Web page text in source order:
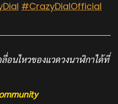
#CrazyDialOfficial
อนไหวของแวดวงนาฬิกาได้ที่